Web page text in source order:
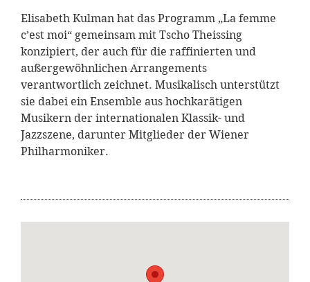
Elisabeth Kulman hat das Programm „La femme
c’est moi“ gemeinsam mit Tscho Theissing
konzipiert, der auch für die raffinierten und
außergewöhnlichen Arrangements
verantwortlich zeichnet. Musikalisch unterstützt
sie dabei ein Ensemble aus hochkarätigen
Musikern der internationalen Klassik- und
Jazzszene, darunter Mitglieder der Wiener
Philharmoniker.